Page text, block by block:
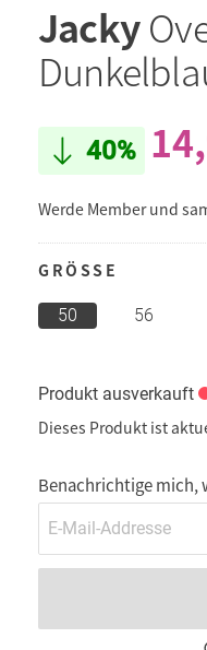
Jacky
40%
Werde Member und
GRÖSSE
50 56
Produkt ausverkauft
Dieses Produkt ist
Benachrichtige mich,